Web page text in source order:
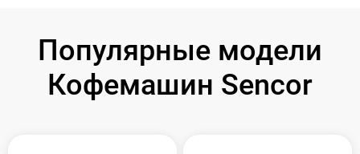
Популярные модели
Кофемашин Sencor